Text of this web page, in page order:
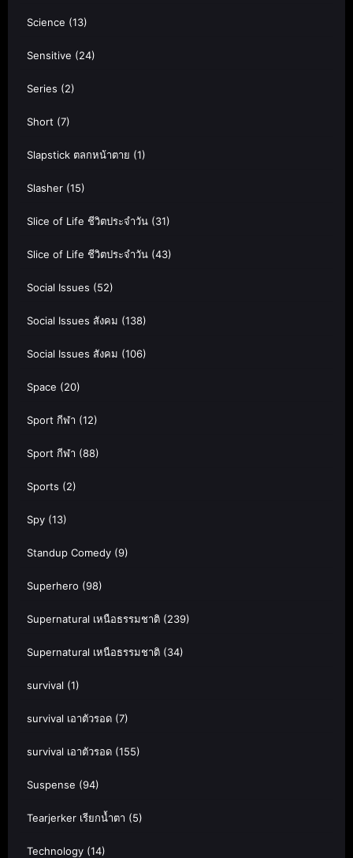
Science (13)
Sensitive (24)
Series (2)
Short (7)
Slapstick ตลกหน้าตาย (1)
Slasher (15)
Slice of Life ชีวิตประจำวัน (31)
Slice of Life ชีวิตประจำวัน (43)
Social Issues (52)
Social Issues สังคม (138)
Social Issues สังคม (106)
Space (20)
Sport กีฬา (12)
Sport กีฬา (88)
Sports (2)
Spy (13)
Standup Comedy (9)
Superhero (98)
Supernatural เหนือธรรมชาติ (239)
Supernatural เหนือธรรมชาติ (34)
survival (1)
survival เอาตัวรอด (7)
survival เอาตัวรอด (155)
Suspense (94)
Tearjerker เรียกน้ำตา (5)
Technology (14)